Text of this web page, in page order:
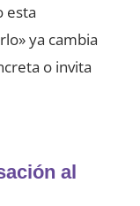
esta
ya cambia
o invita
al